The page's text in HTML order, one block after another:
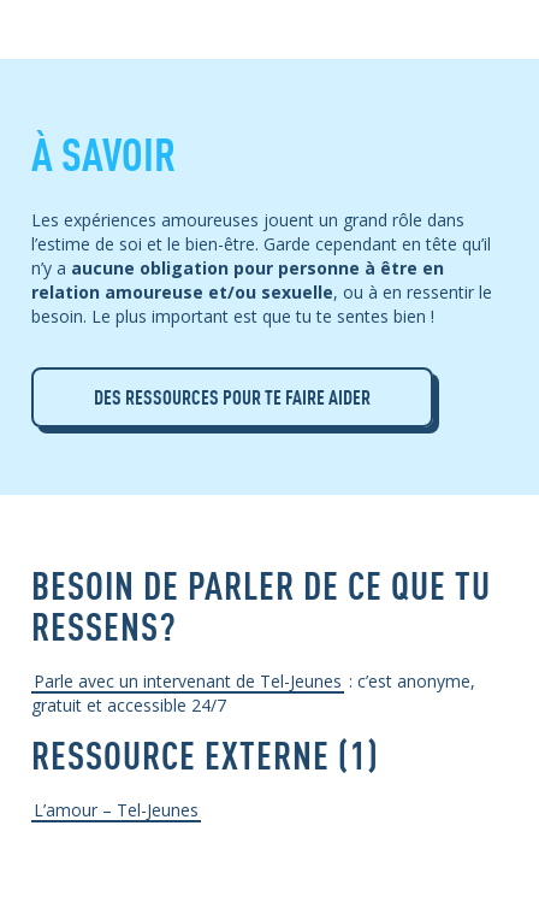
À SAVOIR
Les expériences amoureuses jouent un grand rôle dans
l’estime de soi et le bien-être. Garde cependant en tête qu’il
n’y a aucune obligation pour personne à être en
relation amoureuse et/ou sexuelle, ou à en ressentir le
besoin. Le plus important est que tu te sentes bien !
DES RESSOURCES POUR TE FAIRE AIDER
BESOIN DE PARLER DE CE QUE TU
RESSENS?
Parle avec un intervenant de Tel-Jeunes : c’est anonyme,
gratuit et accessible 24/7
RESSOURCE EXTERNE (1)
L’amour – Tel-Jeunes